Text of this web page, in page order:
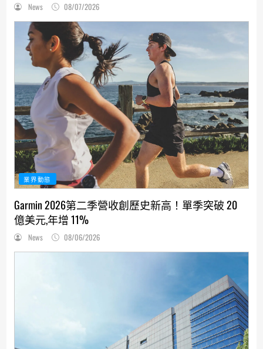
News 08/07/2026
業界動態
Garmin 2026第二季營收創歷史新高！單季突破 20
億美元,年增 11%
News 08/06/2026